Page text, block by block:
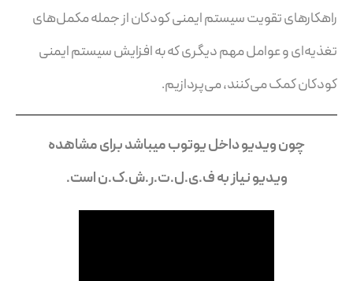
راهکارهای تقویت سیستم ایمنی کودکان از جمله مکمل‌های
تغذیه‌ای و عوامل مهم دیگری که به افزایش سیستم ایمنی
کودکان کمک می‌کنند، می‌پردازیم.
چون ویدیو داخل یوتوب میباشد برای مشاهده
ویدیو نیاز به ف.ی.ل.ت.ر.ش.ک.ن است.